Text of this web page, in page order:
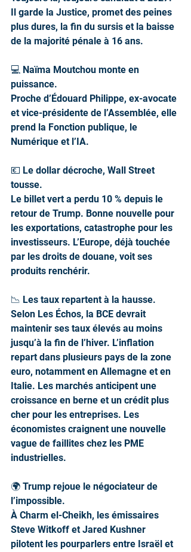
Il garde la Justice, promet des peines
plus dures, la fin du sursis et la baisse
de la majorité pénale à 16 ans.
💻 Naïma Moutchou monte en
puissance.
Proche d’Édouard Philippe, ex-avocate
et vice-présidente de l’Assemblée, elle
prend la Fonction publique, le
Numérique et l’IA.
💶 Le dollar décroche, Wall Street
tousse.
Le billet vert a perdu 10 % depuis le
retour de Trump. Bonne nouvelle pour
les exportations, catastrophe pour les
investisseurs. L’Europe, déjà touchée
par les droits de douane, voit ses
produits renchérir.
📉 Les taux repartent à la hausse.
Selon Les Échos, la BCE devrait
maintenir ses taux élevés au moins
jusqu’à la fin de l’hiver. L’inflation
repart dans plusieurs pays de la zone
euro, notamment en Allemagne et en
Italie. Les marchés anticipent une
croissance en berne et un crédit plus
cher pour les entreprises. Les
économistes craignent une nouvelle
vague de faillites chez les PME
industrielles.
🌍 Trump rejoue le négociateur de
l’impossible.
À Charm el-Cheikh, les émissaires
Steve Witkoff et Jared Kushner
pilotent les pourparlers entre Israël et